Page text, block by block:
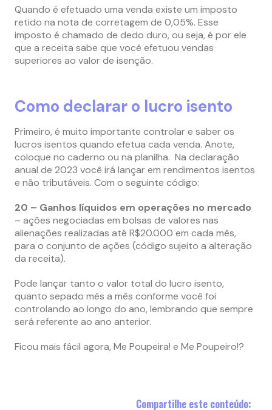
Quando é efetuado uma venda existe um imposto
retido na nota de corretagem de 0,05%. Esse
imposto é chamado de dedo duro, ou seja, é por ele
que a receita sabe que você efetuou vendas
superiores ao valor de isenção.
Como declarar o lucro isento
Primeiro, é muito importante controlar e saber os
lucros isentos quando efetua cada venda. Anote,
coloque no caderno ou na planilha. Na declaração
anual de 2023 você irá lançar em rendimentos isentos
e não tributáveis. Com o seguinte código:
20 – Ganhos líquidos em operações no mercado
– ações negociadas em bolsas de valores nas
alienações realizadas até R$20.000 em cada mês,
para o conjunto de ações (código sujeito a alteração
da receita).
Pode lançar tanto o valor total do lucro isento,
quanto sepado mês a mês conforme você foi
controlando ao longo do ano, lembrando que sempre
será referente ao ano anterior.
Ficou mais fácil agora, Me Poupeira! e Me Poupeiro!?
Compartilhe este conteúdo: